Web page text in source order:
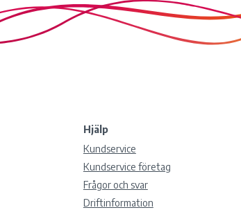
Hjälp
Kundservice
Kundservice företag
Frågor och svar
Driftinformation